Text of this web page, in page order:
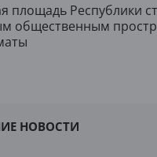
площадь Республики
общественным
НОВОСТИ